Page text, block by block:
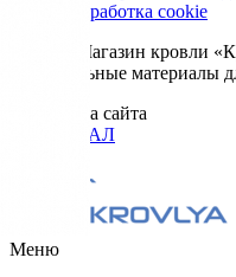
Сбор и обработка cookie
© 2026. Магазин кровли
Строительные материалы
Разработка сайта
ОРИГИНАЛ
Меню